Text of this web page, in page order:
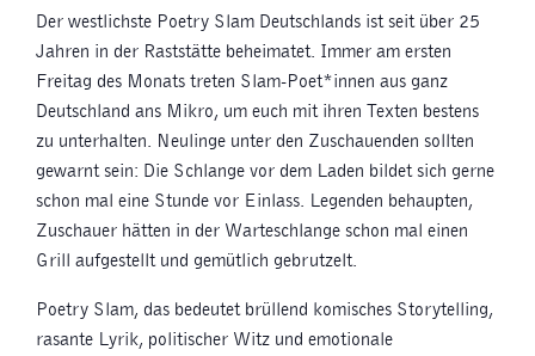
Der westlichste Poetry Slam Deutschlands ist seit über 25
Jahren in der Raststätte beheimatet. Immer am ersten
Freitag des Monats treten Slam-Poet*innen aus ganz
Deutschland ans Mikro, um euch mit ihren Texten bestens
zu unterhalten. Neulinge unter den Zuschauenden sollten
gewarnt sein: Die Schlange vor dem Laden bildet sich gerne
schon mal eine Stunde vor Einlass. Legenden behaupten,
Zuschauer hätten in der Warteschlange schon mal einen
Grill aufgestellt und gemütlich gebrutzelt.
Poetry Slam, das bedeutet brüllend komisches Storytelling,
rasante Lyrik, politischer Witz und emotionale